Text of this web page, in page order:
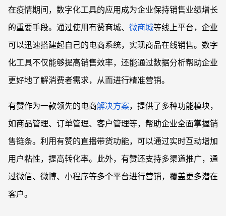
在疫情期间，数字化工具的应用成为企业保持销售业绩增长
的重要手段。通过使用有赞商城、 微商城等线上平台，企业
可以迅速搭建起自己的电商系统，实现商品在线销售。数字
化工具不仅能够提高销售效率，还能通过数据分析帮助企业
更好地了解消费者需求，从而进行精准营销。
有赞作为一款领先的电商解决方案，提供了多种功能模块，
如商品管理、订单管理、客户管理等，帮助企业全面掌握销
售链条。利用有赞的直播带货功能，可以通过实时互动增加
用户粘性，提高转化率。此外，有赞还支持多渠道推广，通
过微信、微博、小程序等多个平台进行营销，覆盖更多潜在
客户。